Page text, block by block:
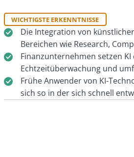
WICHTIGSTE ERKENNTNISSE
Die Integration von
Bereichen wie Research,
Finanzunternehmen setzen
Echtzeitüberwachung und
Frühe Anwender von KI-
sich so in der sich schnell